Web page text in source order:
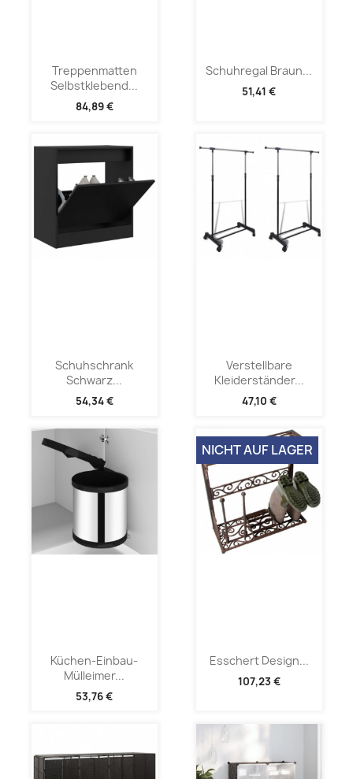
Treppenmatten
Selbstklebend...
84,89 €
Schuhregal Braun...
51,41 €
Schuhschrank
Schwarz...
54,34 €
Verstellbare
Kleiderständer...
47,10 €
Küchen-Einbau-
Mülleimer...
53,76 €
Esschert Design...
107,23 €
NICHT AUF LAGER